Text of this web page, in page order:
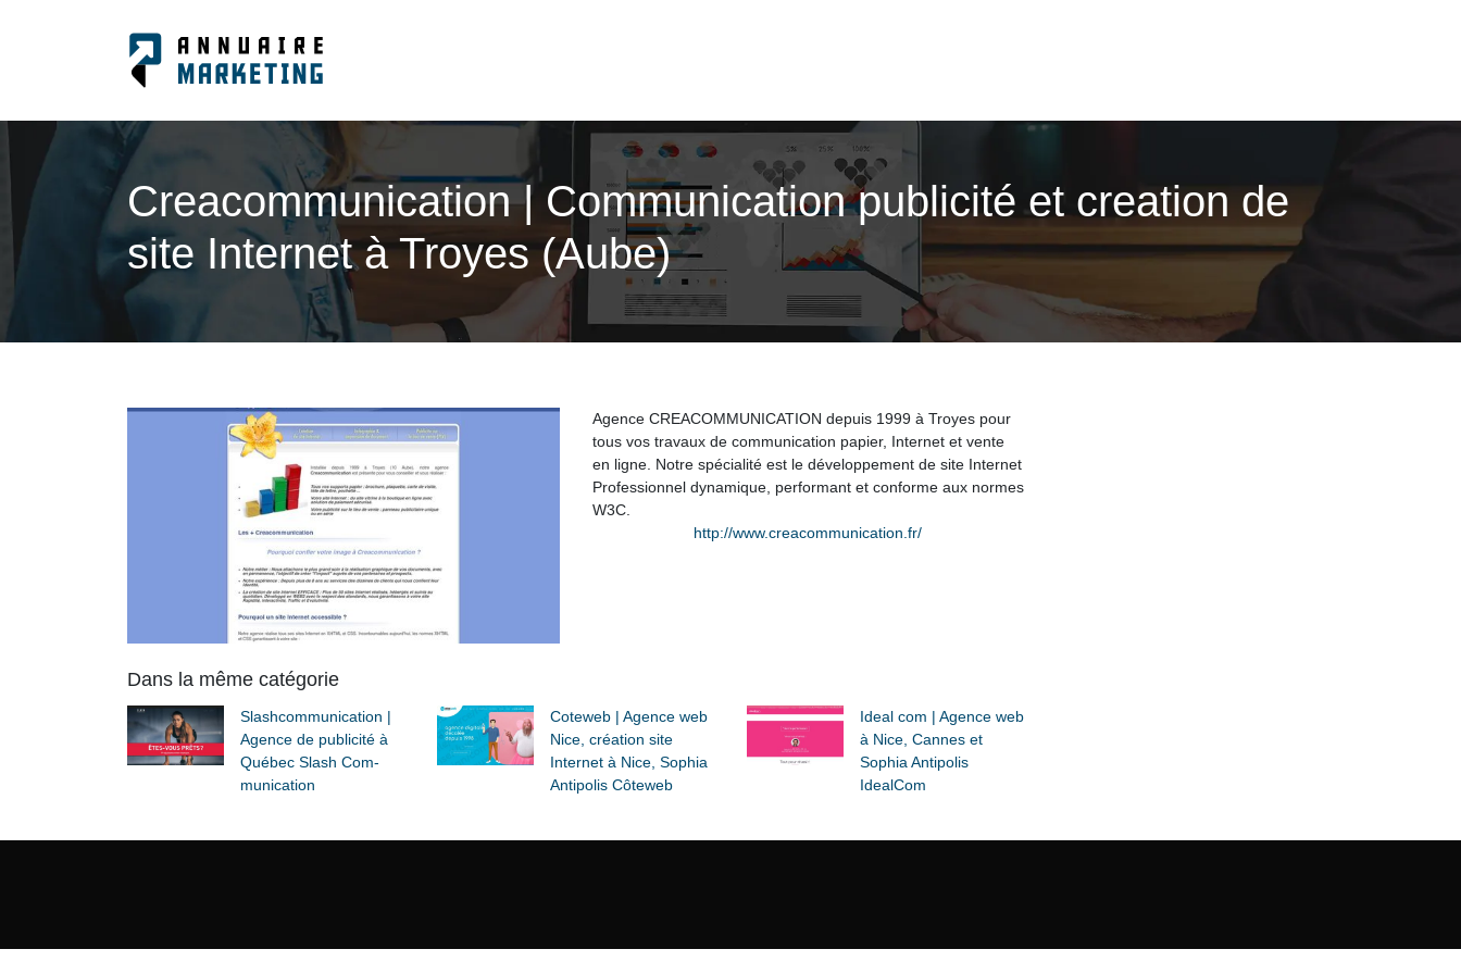
Creacom­munica­tion | Com­munica­tion publicité et creation de
site Internet à Troyes (Aube)
Agence CREACOMMUNICATION depuis 1999 à Troyes pour
tous vos travaux de communication papier, Internet et vente
en ligne. Notre spécialité est le développement de site Internet
Professionnel dynamique, performant et conforme aux normes
W3C.
http://www.creacommunication.fr/
Dans la même catégorie
Slashcom­munica­tion |
Agence de publicité à
Québec Slash Com­
munica­tion
Coteweb | Agence web
Nice, création site
Internet à Nice, Sophia
Antipolis Côteweb
Ideal com | Agence web
à Nice, Cannes et
Sophia Antipolis
IdealCom